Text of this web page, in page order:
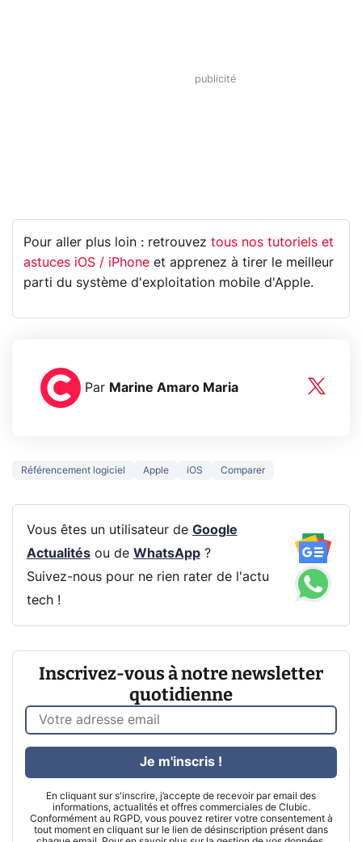
Pour aller plus loin : retrouveztous nos tutoriels et
astuces iOS / iPhone et apprenez à tirer le meilleur
parti du système d'exploitation mobile d'Apple.
Par Marine Amaro Maria
Référencement logiciel Apple iOS Comparer
Vous êtes un utilisateur de Google
Actualitésou de WhatsApp?
Suivez-nous pour ne rien rater de l'actu
tech !
Inscrivez-vous à notre newsletter
quotidienne
En cliquant sur s'inscrire, j’accepte de recevoir par email des
informations, actualités et offres commerciales de Clubic.
Conformément au RGPD, vous pouvez retirer votre consentement à
tout moment en cliquant sur le lien de désinscription présent dans
Je m'inscris !